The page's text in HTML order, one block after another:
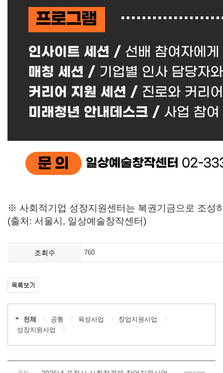
※ 사회적기업 성장지원센터는 복권기금으로 조성
(출처: 서울시, 일상예술창작센터)
조회수 760
전체 공통 육성사업
창업지원사업
성장지원사업